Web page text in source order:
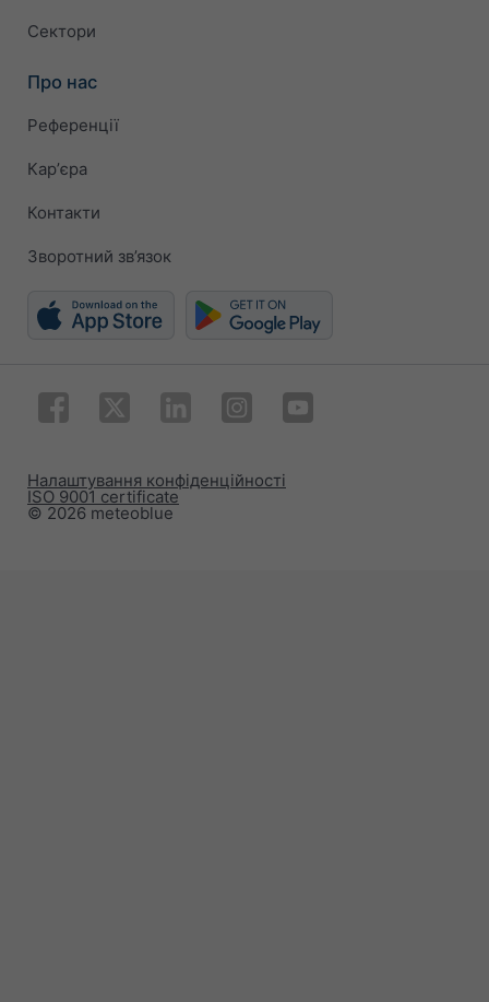
Сектори
Про нас
Референції
Карʼєра
Контакти
Зворотний зв’язок
© 2026 meteoblue
ISO 9001 certificate
Налаштування конфіденційності